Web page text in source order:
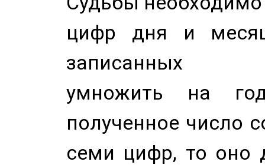
цифр дня и
записанных
умножить на
полученное число
семи цифр, то оно